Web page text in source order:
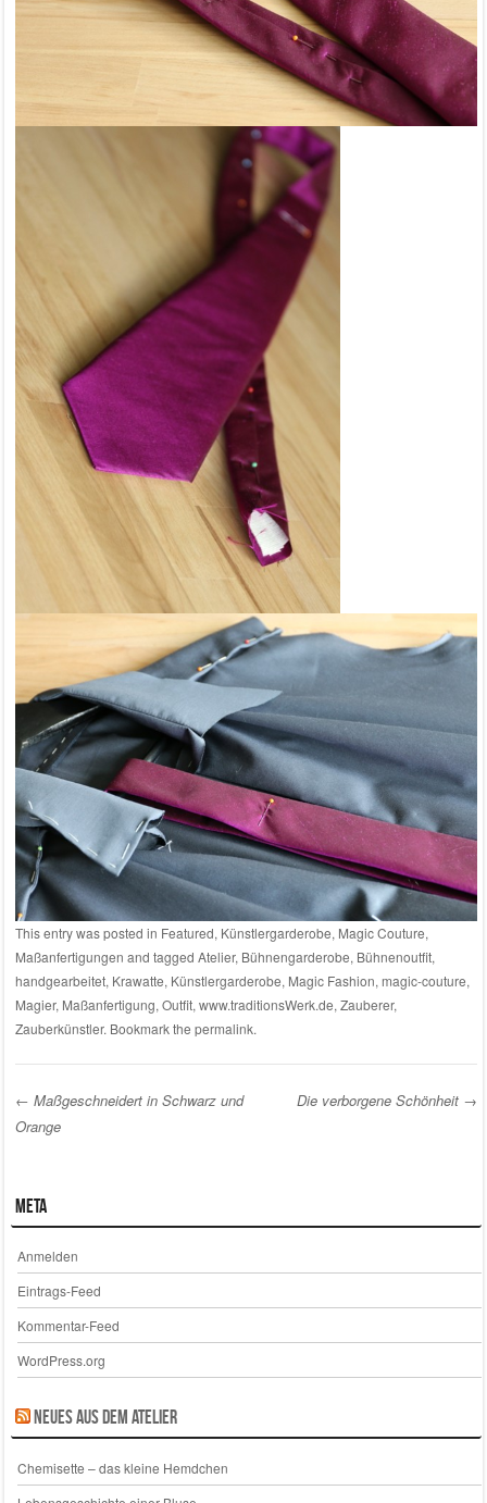
This entry was posted in Featured, Künstlergarderobe, Magic Couture,
Maßanfertigungen and tagged Atelier, Bühnengarderobe, Bühnenoutfit,
handgearbeitet, Krawatte, Künstlergarderobe, Magic Fashion, magic-couture,
Magier, Maßanfertigung, Outfit, www.traditionsWerk.de, Zauberer,
Zauberkünstler. Bookmark the permalink.
Post navigation
← Maßgeschneidert in Schwarz und
Orange
Die verborgene Schönheit →
Meta
Anmelden
Eintrags-Feed
Kommentar-Feed
WordPress.org
Neues aus dem Atelier
Chemisette – das kleine Hemdchen